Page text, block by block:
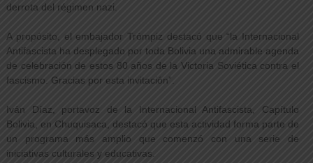
derrota del régimen nazi.
A propósito, el embajador Trómpiz destacó que “la Internacional
Antifascista ha desplegado por toda Bolivia una admirable agenda
de celebración de estos 80 años de la Victoria Soviética contra el
fascismo. Gracias por esta invitación”.
Iván Díaz, portavoz de la Internacional Antifascista, Capítulo
Bolivia, en Chuquisaca, destacó que esta actividad forma parte de
un programa más amplio que comenzó con una serie de
iniciativas culturales y educativas.